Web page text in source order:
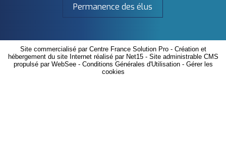
Permanence des élus
Site commercialisé par Centre France Solution Pro- Création et
hébergement du site Internet réalisé par Net15- Site administrable CMS
propulsé par WebSee- Conditions Générales d'Utilisation- Gérer les
cookies